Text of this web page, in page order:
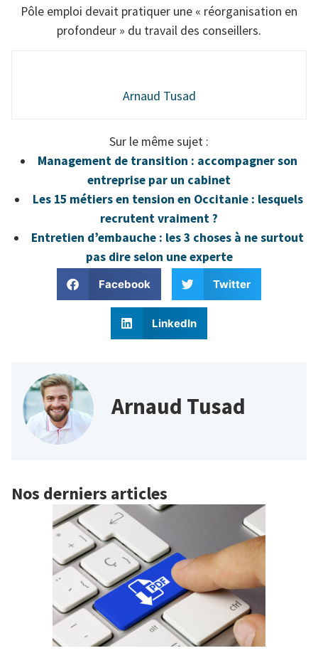
Pôle emploi devait pratiquer une « réorganisation en
profondeur » du travail des conseillers.
Arnaud Tusad
Sur le même sujet :
Management de transition : accompagner son
entreprise par un cabinet
Les 15 métiers en tension en Occitanie : lesquels
recrutent vraiment ?
Entretien d’embauche : les 3 choses à ne surtout
pas dire selon une experte
Facebook Twitter
LinkedIn
Arnaud Tusad
Nos derniers articles